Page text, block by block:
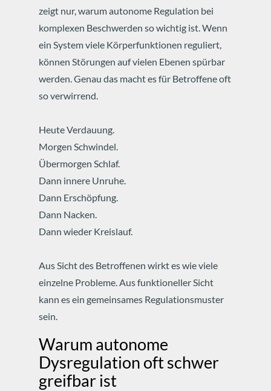
zeigt nur, warum autonome Regulation bei
komplexen Beschwerden so wichtig ist.Wenn
ein System viele Körperfunktionen reguliert,
können Störungen auf vielen Ebenen spürbar
werden.Genau das macht es für Betroffene oft
so verwirrend.
Heute Verdauung.
Morgen Schwindel.
Übermorgen Schlaf.
Dann innere Unruhe.
Dann Erschöpfung.
Dann Nacken.
Dann wieder Kreislauf.
Aus Sicht des Betroffenen wirkt es wie viele
einzelne Probleme.Aus funktioneller Sicht
kann es ein gemeinsames Regulationsmuster
sein.
Warum autonome
Dysregulation oft schwer
greifbar ist